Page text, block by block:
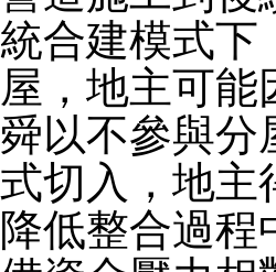
統合建模式下
屋，地主可
舜以不參與分
式切入，地主
降低整合過